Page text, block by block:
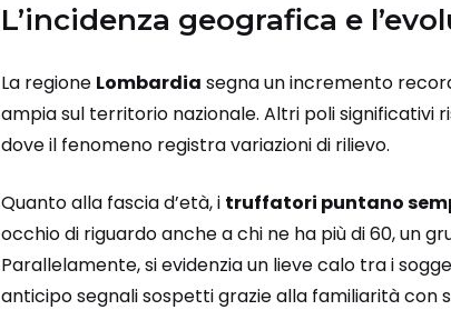
L’incidenza geografica e
La regione Lombardia segna un incremento
ampia sul territorio nazionale. Altri poli significativi
dove il fenomeno registra variazioni di rilievo.
Quanto alla fascia d’età, i truffatori puntano
occhio di riguardo anche a chi ne ha più di 60, un
Parallelamente, si evidenzia un lieve calo tra i
anticipo segnali sospetti grazie alla familiarità con